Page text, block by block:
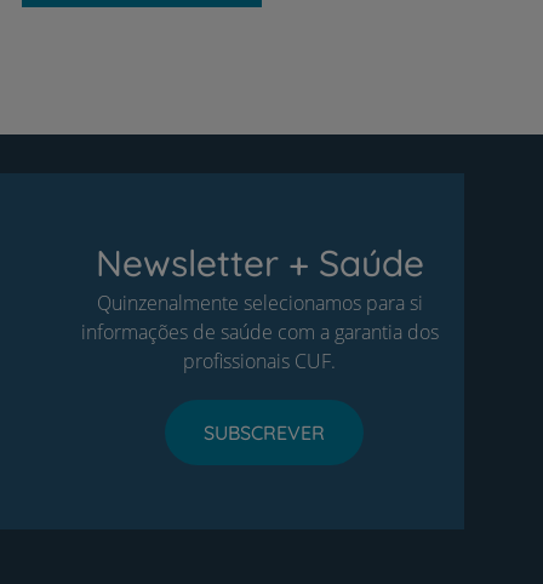
Newsletter + Saúde
Quinzenalmente selecionamos para si
informações de saúde com a garantia dos
profissionais CUF.
SUBSCREVER